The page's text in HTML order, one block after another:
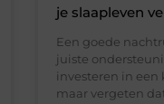
je slaapleven
Een goede
juiste
investeren in een
maar vergeten